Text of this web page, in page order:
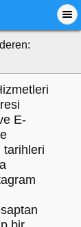
E-
tarihleri